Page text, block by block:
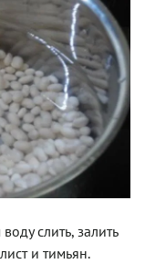
слить, залить
и тимьян.